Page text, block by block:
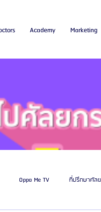
Academy Marketing
Oppa Me TV ที่ปรึกษาศัล